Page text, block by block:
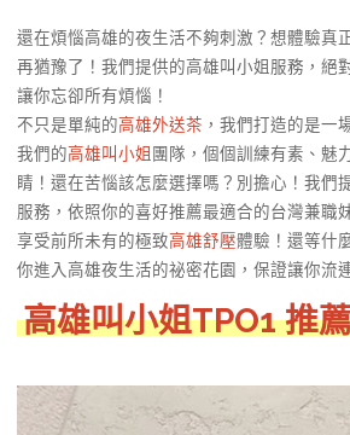
還在煩惱高雄的夜生活不夠刺激？想體驗真
再猶豫了！我們提供的高雄叫小姐服務，絕
讓你忘卻所有煩惱！
不只是單純的高雄外送茶 ，我們打造的是一
我們的高雄叫小姐 團隊，個個訓練有素、魅
睛！還在苦惱該怎麼選擇嗎？別擔心！我們
服務，依照你的喜好推薦最適合的台灣兼職
享受前所未有的極致高雄舒壓體驗！還等什
你進入高雄夜生活的祕密花園，保證讓你流
高雄叫小姐TPO1 推